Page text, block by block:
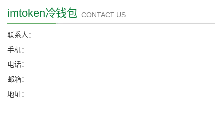
imtoken冷钱包 CONTACT US
联系人：
手机：
电话：
邮箱：
地址：